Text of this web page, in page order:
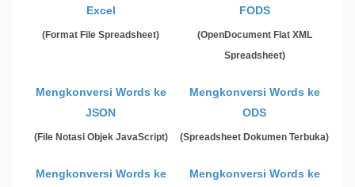
Excel
(Format File Spreadsheet)
FODS
(OpenDocument Flat XML
Spreadsheet)
Mengkonversi Words ke
JSON
(File Notasi Objek JavaScript)
Mengkonversi Words ke
ODS
(Spreadsheet Dokumen Terbuka)
Mengkonversi Words ke
Mengkonversi Words ke